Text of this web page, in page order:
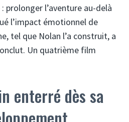
prolonger l’aventure au-delà
l’impact émotionnel de
tel que Nolan l’a construit, a
Un quatrième film
enterré dès sa